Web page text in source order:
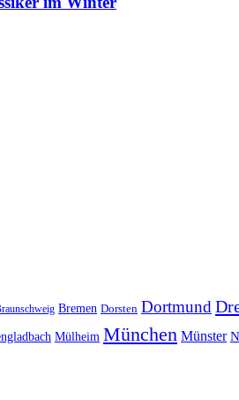
Bremen Dorsten Dortmund
Mülheim München Münster